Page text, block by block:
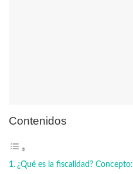
Contenidos
¿Qué es la fiscalidad? Concepto: